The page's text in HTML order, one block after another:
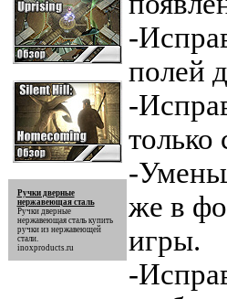
Ручки дверные
нержавеющая сталь
Ручки дверные
нержавеющая сталькупить
ручки из нержавеющей
стали.
inoxproducts.ru
-
полей
-
только
-
же в
игры.
-